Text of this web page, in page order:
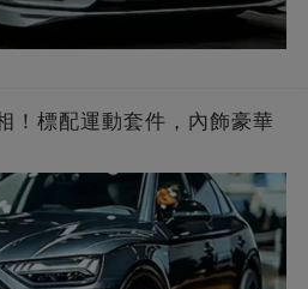
！標配運動套件，內飾豪華